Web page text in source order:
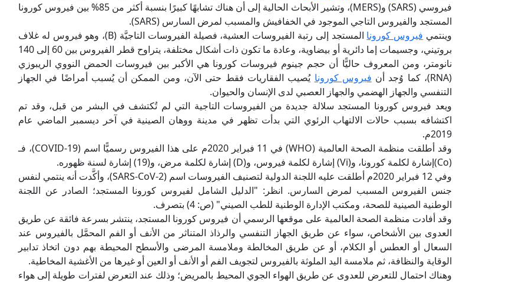
فيروسي (SARS) و(MERS)، وتشير الأبحاث الحالية إلى أن هناك تشابهًا كبيرًا بنسبة أكثر من 85% بين فيروس كورونا
المستجد والفيروس التاجي الموجود في الخفافيش والمسبب لمرض السارس (SARS).
وينتمي فيروس كورونا
المستجد إلى رتبة الفيروسات العشية، فصيلة الفيروسات التاجيَّة (B)، وهو فيروس له غلاف
بروتيني، وجسيمات إما دائرية أو بيضاوية، وعادة ما تكون ذات أشكال مختلفة، يتراوح قطر الفيروس بين 60 إلى 140
نانومتر، ومن المعروف حاليًّا أن حجم جينوم فيروسات كورونا هي الأكبر بين فيروسات الحمض النووي الريبوزي
(RNA)، كما وُجد أن
فيروس كورونا يُصيب الفقاريات فقط حتى الآن، ومن الممكن أن يُسبب أمراضًا في الجهاز
التنفسي والجهاز الهضمي والجهاز العصبي لدى الإنسان والحيوان.
ويعد فيروس كورونا المستجد سلالة جديدة من الفيروسات التاجية التي لم تُكتشف في البشر من قبل، وقد تم
اكتشافه بسبب حالات الالتهاب الرئوي التي بدأت تظهر في مدينة ووهان الصينية في آخر ديسمبر الماضي عام
2019م.
وقد أطلقت منظمة الصحة العالمية (WHO) في 11 فبراير 2020م على هذا الفيروس رسميًّا اسم (COVID-19)، فـ
(Co)إشارة لكلمة كورونا، و(Vi) إشارة لكلمة فيروس، و(D) إشارة لكلمة مرض، و(19) إشارة لسنة ظهوره.
وفي 12 فبراير 2020م أطلقت عليه اللجنة الدولية لتصنيف الفيروسات اسم (SARS-CoV-2)، وأكَّدت أنه ينتمي لنفس
جنس الفيروس المسبب لمرض السارس. انظر: "الدليل الشامل لفيروس كورونا المستجد؛ الصادر عن اللجنة
الوطنية الصينية للصحة، ومكتب الإدارة الوطنية للطب الصيني" (ص: 4) بتصرف.
وقد أفادت منظمة الصحة العالمية على موقعها الرسمي أن فيروس كورونا المستجد، ينتشر بسرعة فائقة عن طريق
العدوى بين الأشخاص، سواء عن طريق الجهاز التنفسي والرذاذ المتناثر من الأنف أو الفم المحمَّل بالفيروس عند
السعال أو العطس أو الكلام، أو عن طريق المخالطة وملامسة المرضى والأسطح المحيطة بهم دون اتخاذ تدابير
الوقاية والنظافة، ثم ملامسة اليد الملوثة بالفيروس لتجويف الفم أو الأنف أو العين أو غيرها من الأغشية المخاطية.
وهناك احتمال للتعرض للعدوى عن طريق الهواء الجوي المحيط بالمريض؛ وذلك عند التعرض لفترات طويلة إلى هواء